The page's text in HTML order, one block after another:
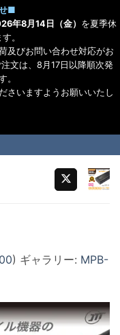
■
年8月14日（金）
を夏季休
。
及びお問い合わせ対応がお
文は、8月17日以降順次発
。
さいますようお願いいたし
) ギャラリー: MPB-